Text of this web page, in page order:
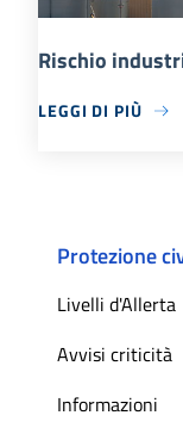
Rischio
LEGGI DI PIÙ
Protezione
Livelli d'Allerta
Avvisi criticità
Informazioni